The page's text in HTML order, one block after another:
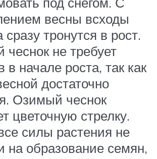
весны всходы
сразу тронутся в рост.
не требует
в начале роста, так как
достаточно
Озимый чеснок
цветочную стрелку.
силы растения не
на образование семян,